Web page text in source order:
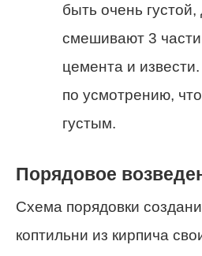
быть очень густой,
смешивают 3 части
цемента и
по усмотрению,
густым.
Порядовое
Схема порядовки
коптильни из кирпича